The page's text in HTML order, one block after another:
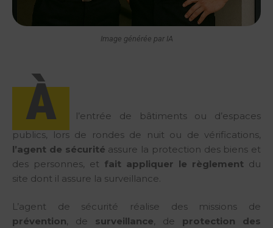
Image générée par IA
À
l’entrée de bâtiments ou d’espaces
publics, lors de rondes de nuit ou de vérifications,
l’agent de sécurité assure la protection des biens et
des personnes, et fait appliquer le règlement du
site dont il assure la surveillance.
L’agent de sécurité réalise des missions de
prévention, de surveillance, de protection des